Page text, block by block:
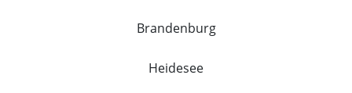
Brandenburg
Heidesee